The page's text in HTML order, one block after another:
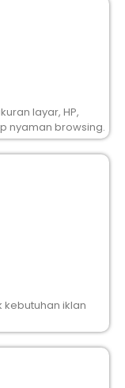
layar, HP,
nyaman browsing.
kebutuhan iklan